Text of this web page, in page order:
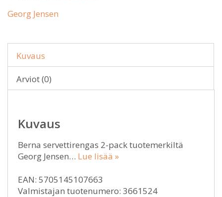
Georg Jensen
Kuvaus
Arviot (0)
Kuvaus
Berna servettirengas 2-pack tuotemerkiltä
Georg Jensen… Lue lisää »
EAN: 5705145107663
Valmistajan tuotenumero: 3661524